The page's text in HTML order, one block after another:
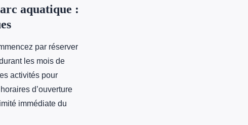
aquatique :
par réserver
les mois de
activités pour
d’ouverture
immédiate du